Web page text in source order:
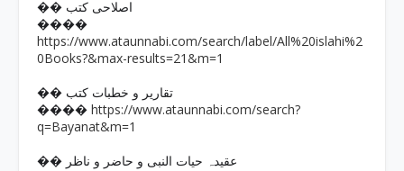
�� اصلاحی کتب
����
https://www.ataunnabi.com/search/label/All%20islahi%2
0Books?&max-results=21&m=1
�� تقاریر و خطبات کتب
���� https://www.ataunnabi.com/search?
q=Bayanat&m=1
�� عقیدہ حیات النبی و حاضر و ناظر